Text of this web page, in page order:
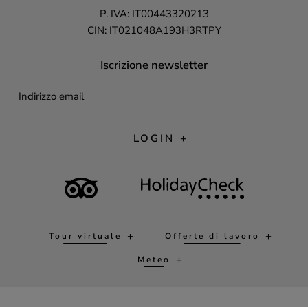
P. IVA: IT00443320213
CIN: IT021048A193H3RTPY
Iscrizione newsletter
Indirizzo email
LOGIN
Tour virtuale Offerte di lavoro
Meteo